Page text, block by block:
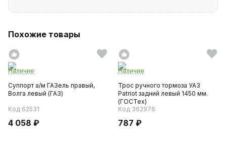
Похожие товары
Наличие
Суппорт а/м ГАЗель правый,
Волга левый (ГАЗ)
Код 62531
4 058 ₽
Наличие
Трос ручного тормоза УАЗ
Patriot задний левый 1450 мм.
(ГОСТех)
Код 362976
787 ₽